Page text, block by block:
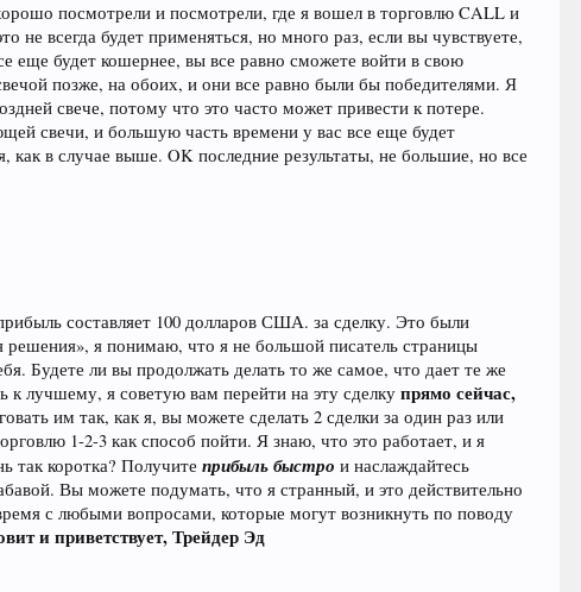
посмотрели и посмотрели, где я вошел в торговлю CALL и
не всегда будет применяться, но много раз, если вы чувствуете,
еще будет кошернее, вы все равно сможете войти в свою
позже, на обоих, и они все равно были бы победителями. Я
свече, потому что это часто может привести к потере.
свечи, и большую часть времени у вас все еще будет
в случае выше. OK последние результаты, не большие, но все
составляет 100 долларов США. за сделку. Это были
я понимаю, что я не большой писатель страницы
Будете ли вы продолжать делать то же самое, что дает те же
к лучшему, я советую вам перейти на эту сделкупрямо сейчас,
им так, как я, вы можете сделать 2 сделки за один раз или
1-2-3 как способ пойти. Я знаю, что это работает, и я
так коротка? Получитеприбыль быстро и наслаждайтесь
Вы можете подумать, что я странный, и это действительно
с любыми вопросами, которые могут возникнуть по поводу
и приветствует, Трейдер Эд